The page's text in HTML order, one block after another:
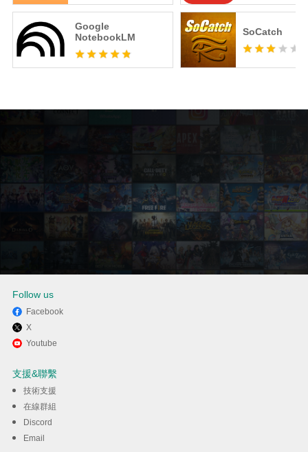
Google
NotebookLM
SoCatch
透過逍遙享受在電腦上體驗Vidio
TV: Sport, Movie, Series
Follow us
Facebook
X
Youtube
支援&聯繫
技術支援
在線群組
Discord
Email